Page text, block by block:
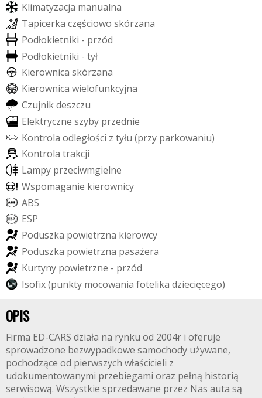
Klimatyzacja manualna
Tapicerka częściowo skórzana
Podłokietniki - przód
Podłokietniki - tył
Kierownica skórzana
Kierownica wielofunkcyjna
Czujnikdeszczu
Elektryczne szyby przednie
Kontrola odległości z tyłu (przy parkowaniu)
Kontrola trakcji
Lampy przeciwmgielne
Wspomaganie kierownicy
ABS
ESP
Poduszka powietrzna kierowcy
Poduszka powietrzna pasażera
Kurtyny powietrzne - przód
Isofix(punkty mocowania fotelika dziecięcego)
OPIS
Firma ED-CARS działa na rynku od 2004r i oferuje
sprowadzone bezwypadkowe samochody używane,
pochodzące od pierwszych właścicieli z
udokumentowanymi przebiegami oraz pełną historią
serwisową. Wszystkie sprzedawane przez Nas auta są